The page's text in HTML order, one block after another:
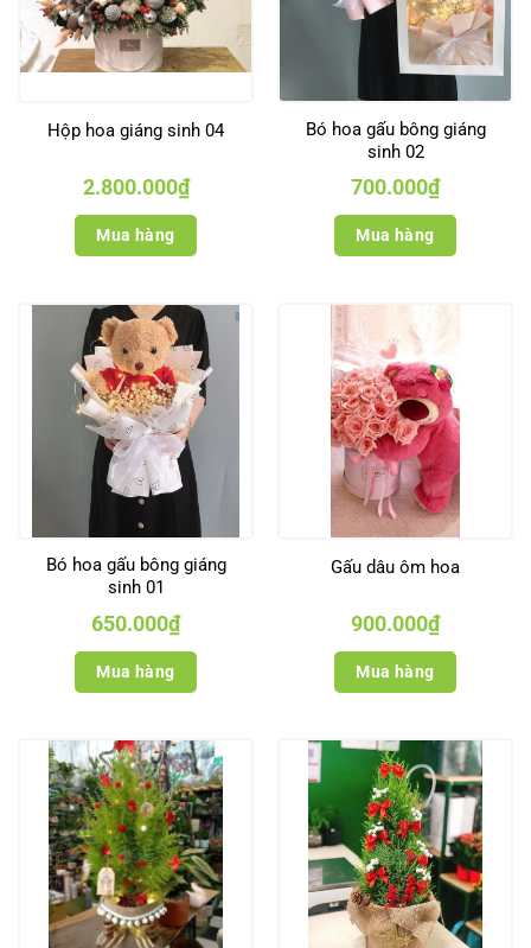
Hộp hoa giáng sinh 04
2.800.000₫
Mua hàng
Bó hoa gấu bông giáng
sinh 02
700.000₫
Mua hàng
Bó hoa gấu bông giáng
sinh 01
650.000₫
Mua hàng
Gấu dâu ôm hoa
900.000₫
Mua hàng